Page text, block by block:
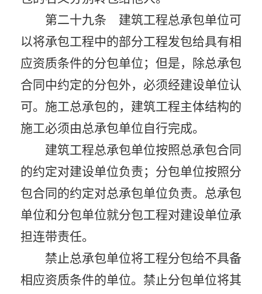
第二十九条 建筑工程总承包单位可
以将承包工程中的部分工程发包给具有相
应资质条件的分包单位；但是，除总承包
合同中约定的分包外，必须经建设单位认
可。施工总承包的，建筑工程主体结构的
施工必须由总承包单位自行完成。
建筑工程总承包单位按照总承包合同
的约定对建设单位负责；分包单位按照分
包合同的约定对总承包单位负责。总承包
单位和分包单位就分包工程对建设单位承
担连带责任。
禁止总承包单位将工程分包给不具备
相应资质条件的单位。禁止分包单位将其